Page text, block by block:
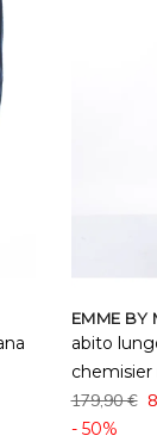
EMME BY
abito
179,90 €
- 50%